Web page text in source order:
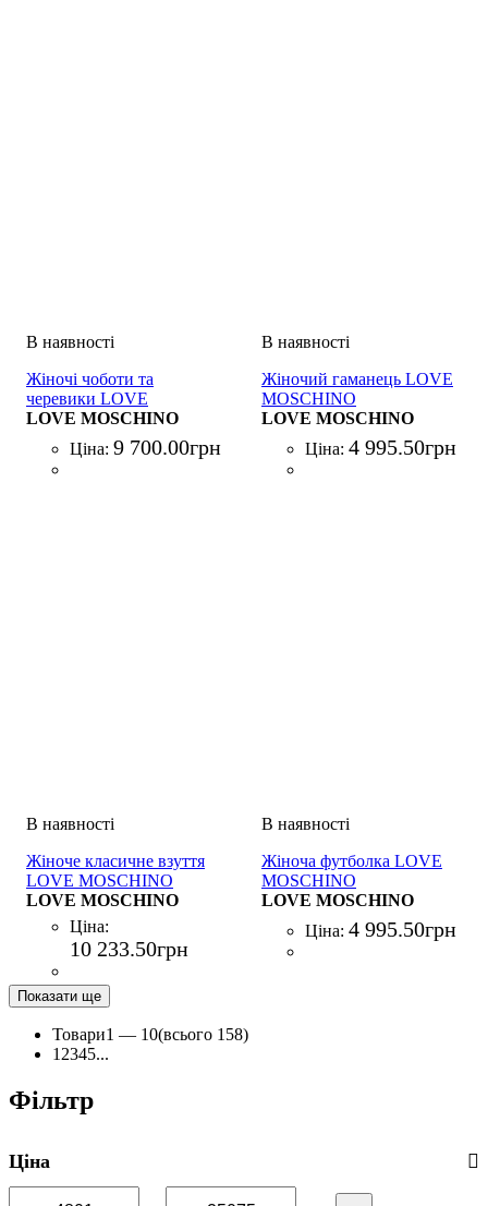
Жіночі чоботи та
черевики LOVE
MOSCHINO ST.TTOD
LOVE MOSCHINO
Ціна: 9 700.00грн
Жіночий гаманець LOVE
MOSCHINO
PORTAFOGLIO BLU
LOVE MOSCHINO
Ціна: 4 995.50грн
Жіноче класичне взуття
LOVE MOSCHINO
SCARPA NERO
LOVE MOSCHINO
Ціна:
10 233.50грн
Жіноча футболка LOVE
MOSCHINO
MAGLIETTA
ARANCIONE
LOVE MOSCHINO
Ціна: 4 995.50грн
Показати ще
Товари1 — 10(всього 158)
1 2345...
Фільтр
Ціна